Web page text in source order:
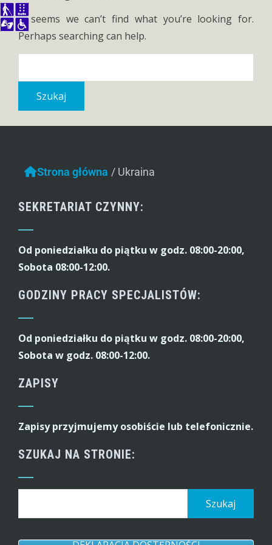
It seems we can’t find what you’re looking for.
Perhaps searching can help.
Strona główna / Ukraina
SEKRETARIAT CZYNNY:
Od poniedziałku do piątku w godz. 08:00-20:00,
Sobota 08:00-12:00.
GODZINY PRACY SPECJALISTÓW:
Od poniedziałku do piątku w godz. 08:00-20:00,
Sobota w godz. 08:00-12:00.
ZAPISY
Zapisy przyjmujemy osobiście lub telefonicznie.
SZUKAJ NA STRONIE: